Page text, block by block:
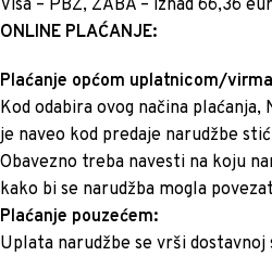
Visa – PBZ, ZABA – iznad 66,36
ONLINE PLAĆANJE:
Plaćanje općom uplatnicom/
Kod odabira ovog načina
je naveo kod predaje narudžbe
Obavezno treba navesti na koju
kako bi se narudžba mogla
Plaćanje pouzećem:
Uplata narudžbe se vrši dostavnoj